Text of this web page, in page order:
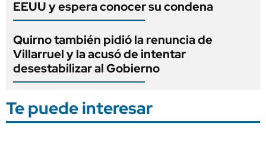
EEUU y espera conocer su condena
Quirno también pidió la renuncia de
Villarruel y la acusó de intentar
desestabilizar al Gobierno
Te puede interesar